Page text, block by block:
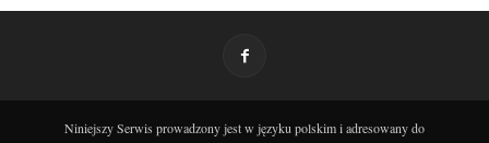
Niniejszy Serwis prowadzony jest w języku polskim i adresowany do